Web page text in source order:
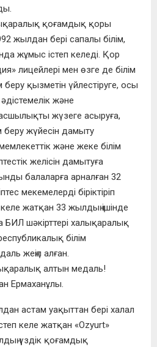
қоғамдық қоры
жылдан бері сапалы білім,
жұмыс істеп келеді. Қор
лицейлері мен өзге де білім
қызметін үйлестіруге, осы
және
жүзеге асыруға,
беру жүйесін дамыту
және жеке білім
желісін дамытуға
балаларға арналған 32
мекемелерді біріктіріп
жатқан 33 жылдың ішінде
шәкірттері халықаралық
білім
жеңіп алған.
алтын медаль!
Ермаханұлы.
астам уақыттан бері халал
келе жатқан «Ozyurt»
үздік қоғамдық